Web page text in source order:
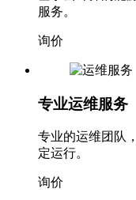
服务。
询价
专业运维服务
专业的运维团队
定运行。
询价